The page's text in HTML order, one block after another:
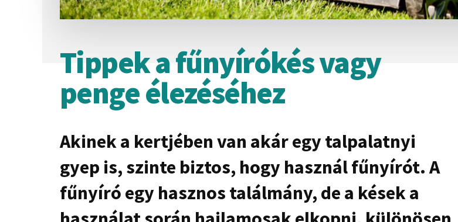
Tippek a fűnyírókés vagy
penge élezéséhez
Akinek a kertjében van akár egy talpalatnyi
gyep is, szinte biztos, hogy használ fűnyírót. A
fűnyíró egy hasznos találmány, de a kések a